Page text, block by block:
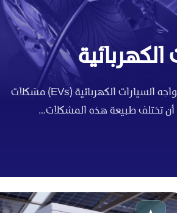
تمامًا مثل نظيراتها التي تعمل بالبنزين، يمكن أن تواجه السيارات الكهربائية (EVs) مشكلات
تختلف طبيعة هذه المشكلات…